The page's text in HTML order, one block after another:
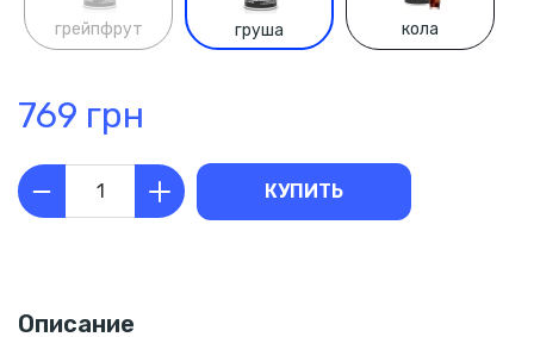
грейпфрут груша кола
769 грн
КУПИТЬ
Описание